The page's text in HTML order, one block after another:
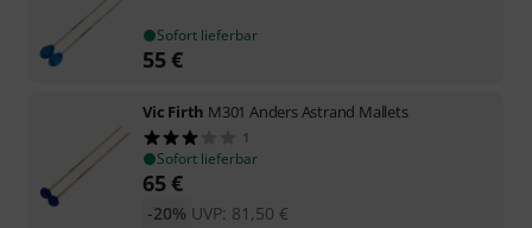
Sofort lieferbar
55€
Vic Firth M301 Anders Astrand Mallets
1
Sofort lieferbar
65€
UVP: 81,50 €
-20%